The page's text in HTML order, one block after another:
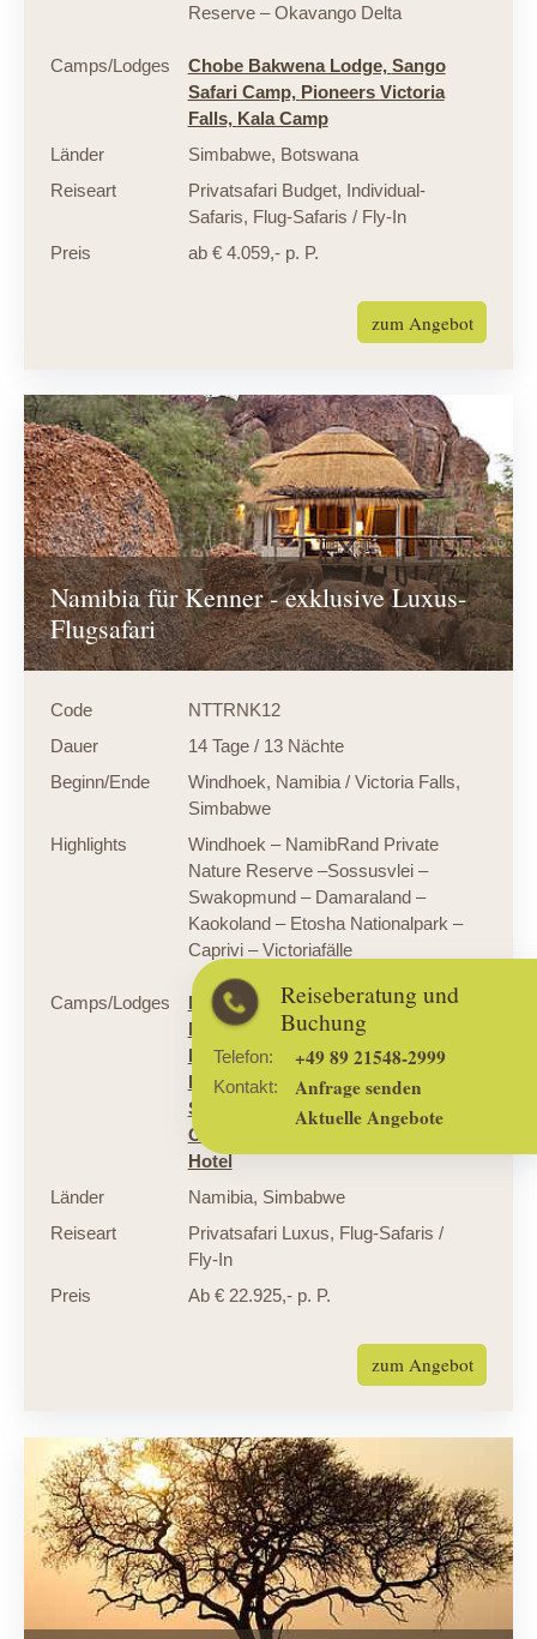
Reiseberatung und
Buchung
Telefon: +49 89 21548-2999
Kontakt:
Anfrage senden
Aktuelle Angebote
Reserve – Okavango Delta
Camps/Lodges Chobe Bakwena Lodge, Sango
Safari Camp, Pioneers Victoria
Falls, Kala Camp
Länder
Simbabwe, Botswana
Reiseart
Privatsafari Budget, Individual-
Safaris, Flug-Safaris / Fly-In
Preis
ab € 4.059,- p. P.
zum Angebot
Namibia für Kenner - exklusive Luxus-
Flugsafari
Code
NTTRNK12
Dauer
14 Tage / 13 Nächte
Beginn/Ende
Windhoek, Namibia / Victoria Falls,
Simbabwe
Highlights
Windhoek – NamibRand Private
Nature Reserve –Sossusvlei –
Swakopmund – Damaraland –
Kaokoland – Etosha Nationalpark –
Caprivi – Victoriafälle
Camps/Lodges Nambwa Lodge,Mowani
Mountain Camp,Okahirongo
Elephant Lodge, Onguma The
Fort,Wolwedans Dune Camp,
Swakopmund Guesthouse,
The
Olive Exclusive,
Victoria Falls
Hotel
Länder
Namibia, Simbabwe
Reiseart
Privatsafari Luxus, Flug-Safaris /
Fly-In
Preis
Ab € 22.925,- p. P.
zum Angebot